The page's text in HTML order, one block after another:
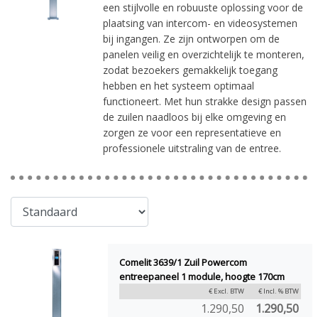
een stijlvolle en robuuste oplossing voor de
plaatsing van intercom- en videosystemen
bij ingangen. Ze zijn ontworpen om de
panelen veilig en overzichtelijk te monteren,
zodat bezoekers gemakkelijk toegang
hebben en het systeem optimaal
functioneert. Met hun strakke design passen
de zuilen naadloos bij elke omgeving en
zorgen ze voor een representatieve en
professionele uitstraling van de entree.
Comelit 3639/1 Zuil Powercom
entreepaneel 1 module, hoogte 170cm
€ Excl. BTW € Incl. % BTW
1.290,50 1.290,50